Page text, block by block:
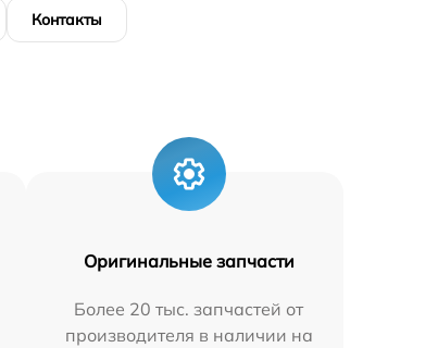
Контакты
Оригинальные запчасти
Более 20 тыс. запчастей от
производителя в наличии на